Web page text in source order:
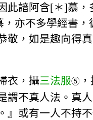
此諳阿含[＊]慕
亦不多學經書
敬，如是趣向得
衣，攝三法服⑤
謂不真人法。真
』或有一人不持